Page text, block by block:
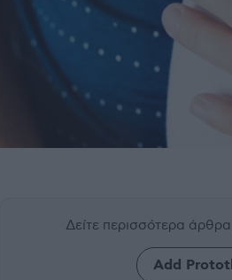
Δείτε περισσότερα
Add